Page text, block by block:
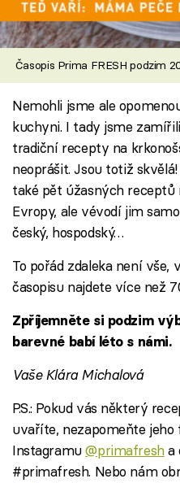
Časopis Prima FRESH podzim
Nemohli jsme ale
kuchyni. I tady jsme
tradiční recepty na
neoprášit. Jsou totiž
také pět úžasných
Evropy, ale vévodí jim
český, hospodský…
To pořád zdaleka není vše,
časopisu najdete více než
Zpříjemněte si podzim
barevné babí léto s námi.
Vaše Klára Michalová
P.S.: Pokud vás některý
uvaříte, nezapomeňte
Instagramu@primafresha
#primafresh. Nebo nám